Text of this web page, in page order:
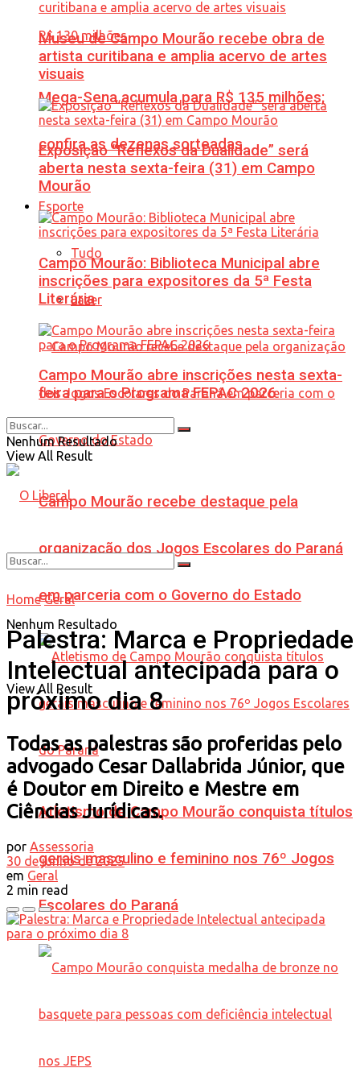
Mega-Sena acumula para R$ 135 milhões;
confira as dezenas sorteadas
Esporte
Tudo
Lazer
Campo Mourão recebe destaque pela
organização dos Jogos Escolares do Paraná
em parceria com o Governo do Estado
Atletismo de Campo Mourão conquista títulos
gerais masculino e feminino nos 76º Jogos
Escolares do Paraná
Museu de Campo Mourão recebe obra de
artista curitibana e amplia acervo de artes
visuais
Exposição “Reflexos da Dualidade” será
aberta nesta sexta-feira (31) em Campo
Mourão
Campo Mourão: Biblioteca Municipal abre
inscrições para expositores da 5ª Festa
Literária
Campo Mourão abre inscrições nesta sexta-
feira para o Programa FEPAC 2026
Nenhum Resultado
View All Result
Nenhum Resultado
View All Result
Home Geral
Palestra: Marca e Propriedade
Intelectual antecipada para o
próximo dia 8
Todas as palestras são proferidas pelo
advogado Cesar Dallabrida Júnior, que
é Doutor em Direito e Mestre em
Ciências Jurídicas.
por Assessoria
30 de junho de 2025
em Geral
2 min read